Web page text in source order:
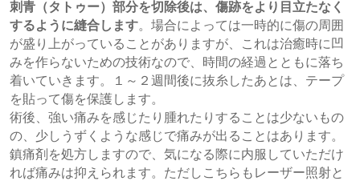
刺青（タトゥー）部分を切除後は、傷跡をより目立たなく
するように縫合します。場合によっては一時的に傷の周囲
が盛り上がっていることがありますが、これは治癒時に凹
みを作らないための技術なので、時間の経過とともに落ち
着いていきます。１～２週間後に抜糸したあとは、テープ
を貼って傷を保護します。
術後、強い痛みを感じたり腫れたりすることは少ないもの
の、少しうずくような感じで痛みが出ることはあります。
鎮痛剤を処方しますので、気になる際に内服していただけ
れば痛みは抑えられます。ただしこちらもレーザー照射と